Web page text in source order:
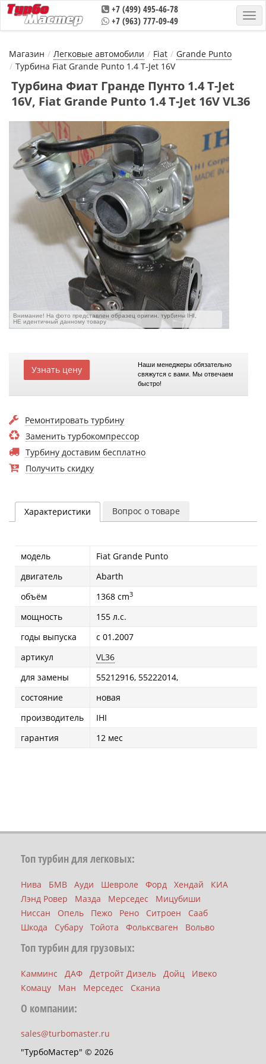
+7 (499) 495-46-78
+7 (963) 777-09-49
Магазин Легковые автомобили Fiat
Grande Puntо
Турбина Fiat Grande Puntо 1.4 T-Jet 16V
Турбина Фиат Гранде Пунто 1.4 T-Jet
16V, Fiat Grande Puntо 1.4 T-Jet 16V VL36
Внимание! На фото представлен образец оригин. турбины IHI,
НЕ идентичный данному товару
Узнать цену
Наши менеджеры обязательно
свяжутся с вами. Мы отвечаем
быстро!
Ремонтировать турбину
Заменить турбокомпрессор
Турбину доставим бесплатно
Получить скидку
Характеристики Вопрос о товаре
модель
Fiat Grande Puntо
двигатель
Abarth
объём
1368 cm3
мощность
155 л.с.
годы выпуска
с 01.2007
артикул
VL36
для замены
55212916, 55222014,
состояние
новая
производитель
IHI
гарантия
12 мес
Топ турбин для легковых:
Нива БМВ Ауди Шевроле Форд Хендай
КИА
Лэнд Ровер
Мазда Мерседес
Мицубиши
Ниссан
Опель Пежо Рено Ситроен
Сааб
Шкода
Субару Тойота Фольксваген Вольво
Топ турбин для грузовых:
Камминс ДАФ Детройт Дизель Дойц
Ивеко
Комацу
Ман Мерседес Сканиа
О компании:
sales@turbomaster.ru
"ТурбоМастер" © 2026